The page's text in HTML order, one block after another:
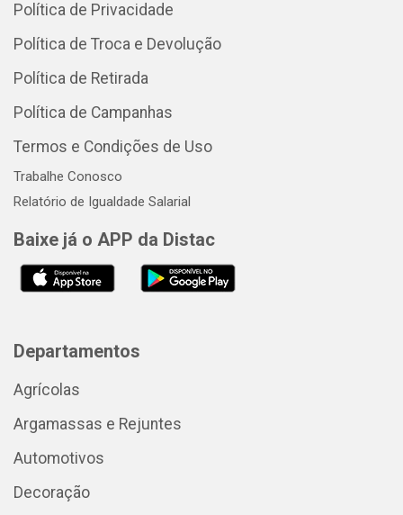
Política de Privacidade
Política de Troca e Devolução
Política de Retirada
Política de Campanhas
Termos e Condições de Uso
Trabalhe Conosco
Relatório de Igualdade Salarial
Baixe já o APP da Distac
Departamentos
Agrícolas
Argamassas e Rejuntes
Automotivos
Decoração